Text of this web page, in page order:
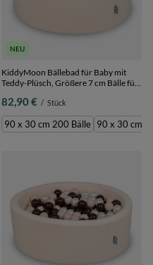
Kindersofa mit Kissen \ cremig
NEU
KiddyMoon Bällebad für Baby mit
Teddy-Plüsch, Größere 7 cm Bälle für
Abnehmbarer Bezug, Creme:
Pastellbeige/Pastellblau/Weiß/Perle,
90 x 30 cm 200 Bälle
82,90 € / Stück
90 x 30 cm 200 Bälle 90 x 30 cm